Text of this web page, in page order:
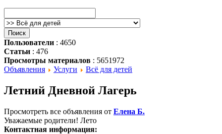
Пользователи : 4650
Статьи : 476
Просмотры материалов : 5651972
Объявления
Услуги Всё для детей
Летний Дневной Лагерь
Просмотреть все объявления от Елена Б.
Уважаемые родители! Лето
Контактная информация: